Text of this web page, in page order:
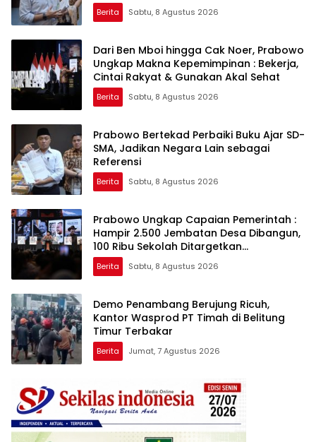
Berita Sabtu, 8 Agustus 2026
Dari Ben Mboi hingga Cak Noer, Prabowo
Ungkap Makna Kepemimpinan : Bekerja,
Cintai Rakyat & Gunakan Akal Sehat
Berita Sabtu, 8 Agustus 2026
Prabowo Bertekad Perbaiki Buku Ajar SD-
SMA, Jadikan Negara Lain sebagai
Referensi
Berita Sabtu, 8 Agustus 2026
Prabowo Ungkap Capaian Pemerintah :
Hampir 2.500 Jembatan Desa Dibangun,
100 Ribu Sekolah Ditargetkan
Direvitalisasi
Berita Sabtu, 8 Agustus 2026
Demo Penambang Berujung Ricuh,
Kantor Wasprod PT Timah di Belitung
Timur Terbakar
Berita Jumat, 7 Agustus 2026